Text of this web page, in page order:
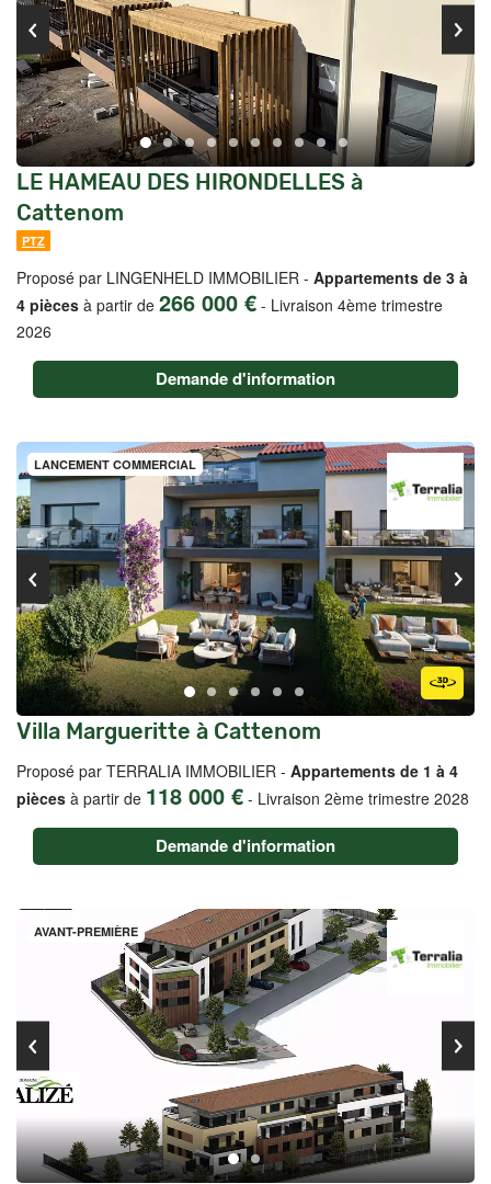
LE HAMEAU DES HIRONDELLES à
Cattenom
PTZ
Proposé par LINGENHELD IMMOBILIER - Appartements de 3 à
4 pièces à partir de 266 000 € - Livraison 4ème trimestre
2026
Demande d'information
LANCEMENT COMMERCIAL
Villa Margueritte à Cattenom
Proposé par TERRALIA IMMOBILIER - Appartements de 1 à 4
pièces à partir de 118 000 € - Livraison 2ème trimestre 2028
Demande d'information
AVANT-PREMIÈRE